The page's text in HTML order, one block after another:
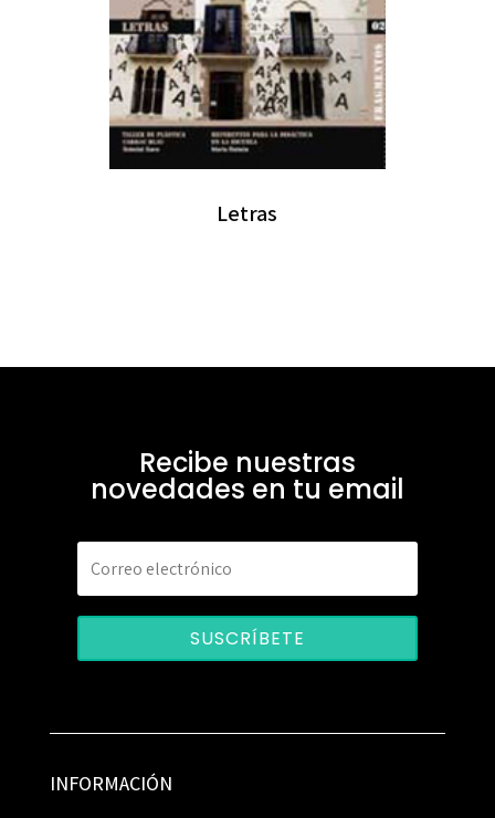
Letras
Recibe nuestras
novedades en tu email
SUSCRÍBETE
INFORMACIÓN